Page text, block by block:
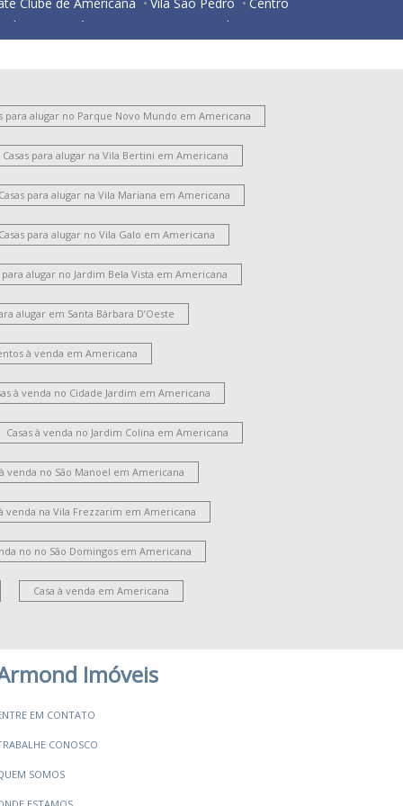
Jardim Santa Lúcia
Parque Nova Carioba
Mantovani
Vila Bertini
Antônio Zanaga Ii
Jardim Glória
Vila Frezzarim
Lizandra
Vale das Paineiras
Residencial Nardini
Jardim das Orquídeas
São Roque
Morada do Sol
Letônia
Werner Plaas
Vila Cordenonsi
Machadinho II
Parque Universitário
Nossa Senhora de Fátima
Terramérica I
Parque das Nações
Liberdade
Santo Antônio
Residencial Jardim Villagio
Portal da Colina
Parque Residencial Jaguari
Loteamento Residencial Jardim Villagio II
Novo Mundo
Jardim São Domingos
Santa Catarina
Jardim Ipiranga
Santana
Cariobinha
Residencial Jardim Esperança
Santa Maria
Jardim Bertoni
Iate Clube de Campinas
Jardim Brasília
para alugar no Parque Novo Mundo em Americana
Casas para alugar na Vila Bertini em Americana
Casas para alugar na Vila Mariana em Americana
Casas para alugar no Vila Galo em Americana
para alugar no Jardim Bela Vista em Americana
alugar em Santa Bárbara D’Oeste
à venda em Americana
à venda no Cidade Jardim em Americana
Casas à venda no Jardim Colina em Americana
à venda no São Manoel em Americana
à venda na Vila Frezzarim em Americana
no no São Domingos em Americana
Casa à venda em Americana
Imóveis
EM CONTATO
CONOSCO
SOMOS